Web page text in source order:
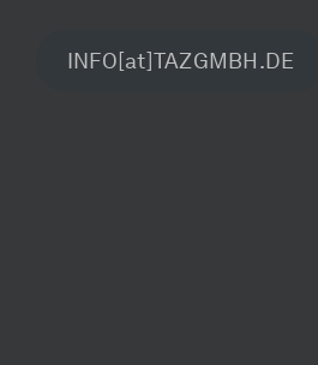
INFO[at]TAZGMBH.DE